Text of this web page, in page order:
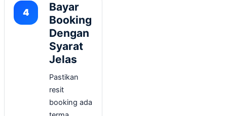
Bayar
Booking
Dengan
Syarat
Jelas
Pastikan
resit
booking ada